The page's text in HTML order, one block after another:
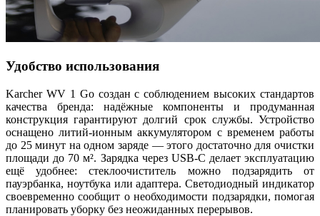
Удобство использования
Karcher WV 1 Go создан с соблюдением высоких стандартов
качества бренда: надёжные компоненты и продуманная
конструкция гарантируют долгий срок службы. Устройство
оснащено литий‑ионным аккумулятором с временем работы
до 25 минут на одном заряде — этого достаточно для очистки
площади до 70 м². Зарядка через USB‑C делает эксплуатацию
ещё удобнее: стеклоочиститель можно подзарядить от
пауэрбанка, ноутбука или адаптера. Светодиодный индикатор
своевременно сообщит о необходимости подзарядки, помогая
планировать уборку без неожиданных перерывов.